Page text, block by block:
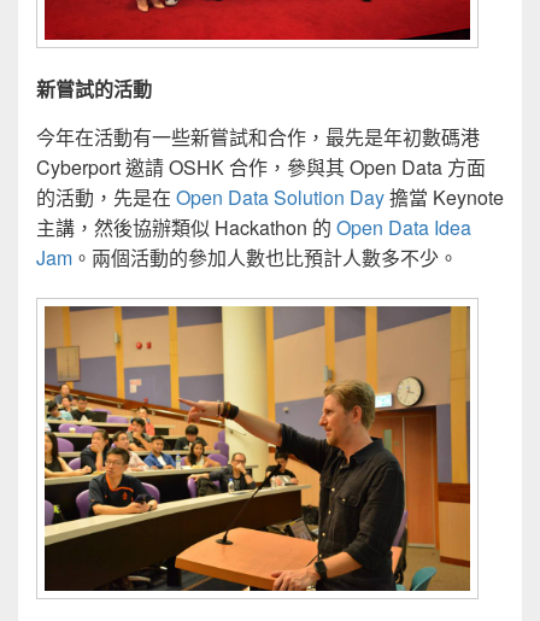
新嘗試的活動
今年在活動有一些新嘗試和合作，最先是年初數碼港
Cyberport 邀請 OSHK 合作，參與其 Open Data 方面
的活動，先是在 Open Data Solution Day擔當 Keynote
主講，然後協辦類似 Hackathon 的 Open Data Idea
Jam 。兩個活動的參加人數也比預計人數多不少。